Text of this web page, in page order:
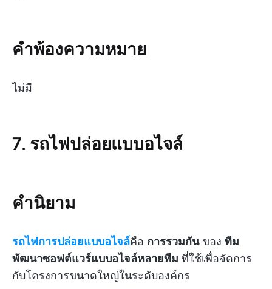
คำพ้องความหมาย
ไม่มี
7. รถไฟปล่อยแบบอไจล์
คำนิยาม
รถไฟการปล่อยแบบอไจล์คือ การรวมกันของ ทีม
พัฒนาซอฟต์แวร์แบบอไจล์หลายทีม ที่ใช้เพื่อจัดการ
กับโครงการขนาดใหญ่ในระดับองค์กร